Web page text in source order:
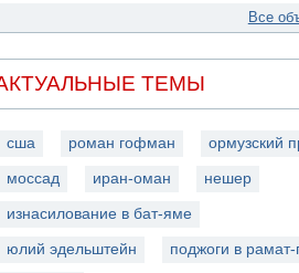
Все
ТЕМЫ
сша роман гофман ормузский
моссад иран-оман нешер
изнасилование в бат-яме
юлий эдельштейн поджоги в рамат-